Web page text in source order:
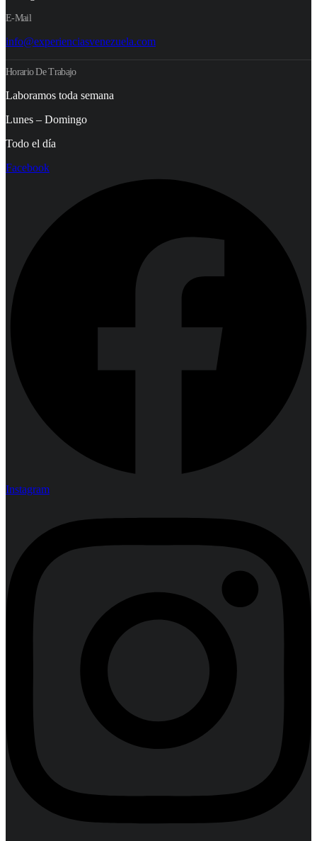
E-Mail
info@experienciasvenezuela.com
Horario De Trabajo
Laboramos toda semana
Lunes – Domingo
Todo el día
Facebook
Instagram